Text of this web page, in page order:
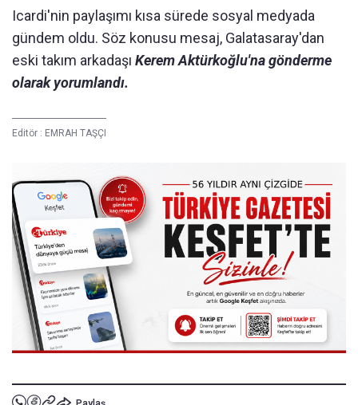
Icardi'nin paylaşımı kısa sürede sosyal medyada
gündem oldu. Söz konusu mesaj, Galatasaray'dan
eski takım arkadaşı Kerem Aktürkoğlu'na gönderme
olarak yorumlandı.
Editör : EMRAH TAŞÇI